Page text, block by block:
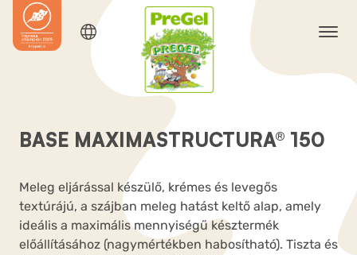
BASE MAXIMASTRUCTURA® 150
Meleg eljárással készülő, krémes és levegős
textúrájú, a szájban meleg hatást keltő alap, amely
ideális a maximális mennyiségű késztermék
előállításához (nagymértékben habosítható). Tiszta és